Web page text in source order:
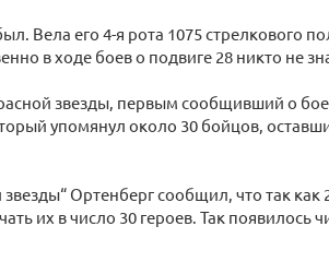
Вела его 4-я рота 1075 стрелкового
в ходе боев о подвиге 28 никто не
звезды, первым сообщивший о
упомянул около 30 бойцов,
Ортенберг сообщил, что так как
их в число 30 героев. Так появилось